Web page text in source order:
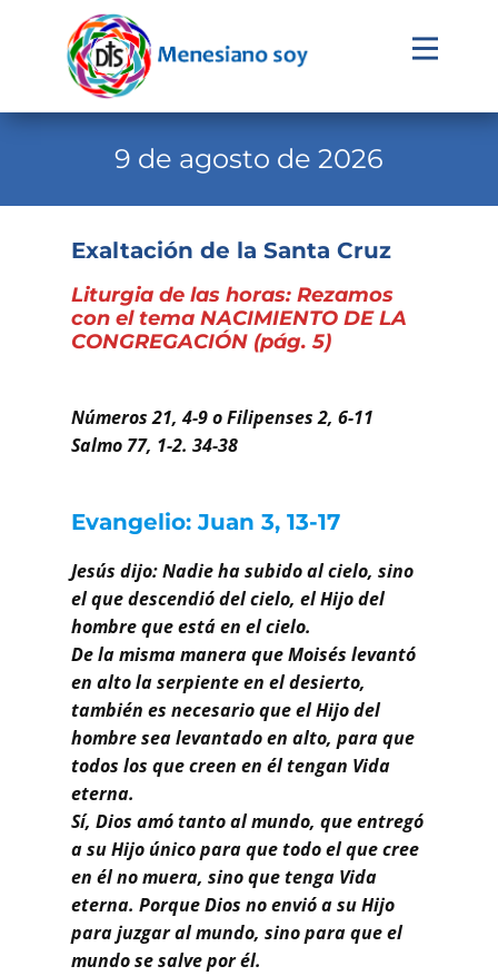
Evangelio
Familia Menesiana
Recursos
Contacto
9 de agosto de 2026
Exaltación de la Santa Cruz
Liturgia de las horas: Rezamos
con el tema NACIMIENTO DE LA
CONGREGACIÓN (pág. 5)
Números 21, 4-9 o Filipenses 2, 6-11
Salmo 77, 1-2. 34-38
Evangelio: Juan 3, 13-17
Jesús dijo: Nadie ha subido al cielo, sino
el que descendió del cielo, el Hijo del
hombre que está en el cielo.
De la misma manera que Moisés levantó
en alto la serpiente en el desierto,
también es necesario que el Hijo del
hombre sea levantado en alto, para que
todos los que creen en él tengan Vida
eterna.
Sí, Dios amó tanto al mundo, que entregó
a su Hijo único para que todo el que cree
en él no muera, sino que tenga Vida
eterna. Porque Dios no envió a su Hijo
para juzgar al mundo, sino para que el
mundo se salve por él.